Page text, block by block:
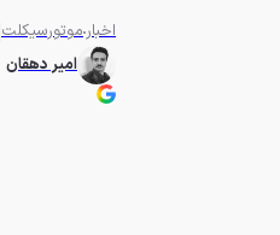
اخبارموتورسیکلت
امیر دهقان